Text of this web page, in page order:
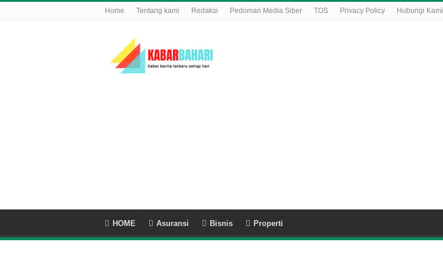
Home Tentang kami Redaksi Pedoman Media Siber TOS Privacy Policy Hubungi Kami
HOME Asuransi Bisnis Properti